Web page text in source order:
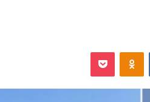
Odnoklassniki
‫Pocket